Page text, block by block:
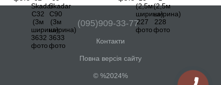
(095)909-33-77
Контакти
Повна версія сайту
© %2024%